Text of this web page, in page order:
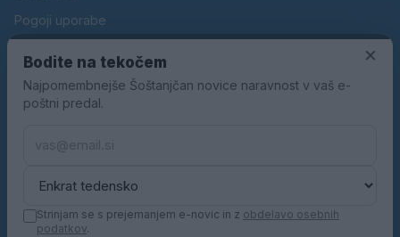
Pogoji uporabe
Oglaševanje
Kontakt
×
Bodite na tekočem
Najpomembnejše Šoštanjčan novice naravnost v vaš e-
poštni predal.
Strinjam se s prejemanjem e-novic in z obdelavo osebnih
podatkov.